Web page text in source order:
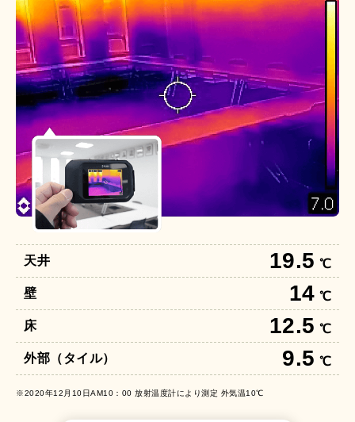
天井 19.5 ℃
壁 14 ℃
床 12.5 ℃
外部（タイル） 9.5 ℃
※2020年12⽉10⽇AM10：00 放射温度計により測定 外気温10℃